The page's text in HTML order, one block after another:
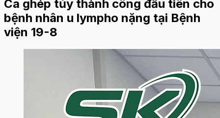
Ca ghép tủy thành công đầu tiên cho
bệnh nhân u lympho nặng tại Bệnh
viện 19-8